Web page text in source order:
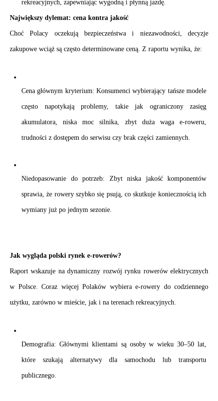
rekreacyjnych, zapewniając wygodną i płynną jazdę.
Największy dylemat: cena kontra jakość
Choć Polacy oczekują bezpieczeństwa i niezawodności, decyzje
zakupowe wciąż są często determinowane ceną. Z raportu wynika, że:
Cena głównym kryterium: Konsumenci wybierający tańsze modele
często napotykają problemy, takie jak ograniczony zasięg
akumulatora, niska moc silnika, zbyt duża waga e-roweru,
trudności z dostępem do serwisu czy brak części zamiennych.
Niedopasowanie do potrzeb: Zbyt niska jakość komponentów
sprawia, że rowery szybko się psują, co skutkuje koniecznością ich
wymiany już po jednym sezonie.
Jak wygląda polski rynek e-rowerów?
Raport wskazuje na dynamiczny rozwój rynku rowerów elektrycznych
w Polsce. Coraz więcej Polaków wybiera e-rowery do codziennego
użytku, zarówno w mieście, jak i na terenach rekreacyjnych.
Demografia: Głównymi klientami są osoby w wieku 30–50 lat,
które szukają alternatywy dla samochodu lub transportu
publicznego.